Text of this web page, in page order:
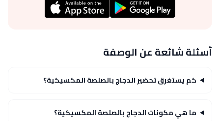
أسئلة شائعة عن الوصفة
كم يستغرق تحضير الدجاج بالصلصة المكسيكية؟
ما هي مكونات الدجاج بالصلصة المكسيكية؟